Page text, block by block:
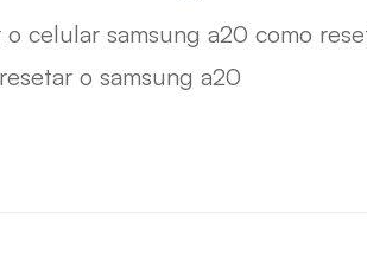
a20 como resetar o celular
o samsung a20